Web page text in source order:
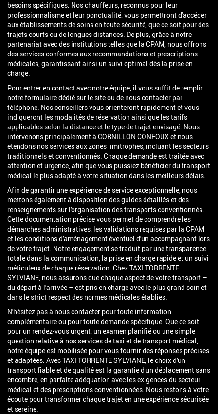
besoins spécifiques. Nos chauffeurs, reconnus pour leur
professionnalisme et leur ponctualité, vous permettront d'accéder
aux établissements de soins en toute sécurité, que ce soit pour des
trajets courts ou de longues distances. De plus, grâce à notre
partenariat avec des institutions telles que la CPAM, nous offrons
des services conformes aux recommandations et prescriptions
médicales, garantissant ainsi un suivi optimal dès la prise en
charge.
Pour entrer en contact avec notre équipe, il vous suffit de remplir
notre formulaire dédié sur le site ou de nous contacter par
téléphone. Nos conseillers vous orienteront rapidement et vous
indiqueront les modalités de réservation ainsi que les tarifs
applicables selon la distance et le type de trajet envisagé. Nous
intervenons principalement à CORNILLON CONFOUX et nous
étendons nos services aux zones limitrophes, incluant les secteurs
traditionnels et conventionnés. Chaque demande est traitée avec
attention et urgence, afin que vous puissiez bénéficier du transport
médical le plus adapté à votre situation dans les meilleurs délais.
Afin de garantir une expérience de service exceptionnelle, nous
mettons également à disposition des guides détaillés et des
renseignements sur l'organisation des transports conventionnés.
Cette documentation précise vous permet de comprendre les
démarches administratives, les validations requises par la CPAM
et les conditions d'aménagement éventuel d'un accompagnant lors
de votre trajet. Notre engagement se traduit par une transparence
totale dans la communication, la prise en charge rapide et un suivi
méticuleux de chaque réservation. Chez TAXI TORRENTE
SYLVIANE, nous assurons que chaque aspect de votre transport –
du départ à l'arrivée – est pris en charge avec le plus grand soin et
dans le strict respect des normes médicales établies.
N'hésitez pas à nous contacter pour toute information
complémentaire ou pour toute demande spécifique. Que ce soit
pour un rendez-vous urgent, un examen planifié ou une simple
question relative à nos services de taxi et de transport médical,
notre équipe est mobilisée pour vous fournir des réponses précises
et adaptées. Avec TAXI TORRENTE SYLVIANE, le choix d'un
transport fiable et de qualité est la garantie d'un déplacement sans
encombre, en parfaite adéquation avec les exigences du secteur
médical et des prescriptions conventionnées. Nous restons à votre
écoute pour transformer chaque trajet en une expérience sécurisée
et sereine.